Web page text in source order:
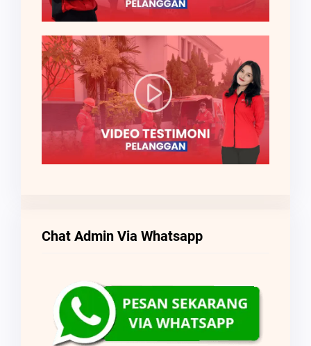
Chat Admin Via Whatsapp